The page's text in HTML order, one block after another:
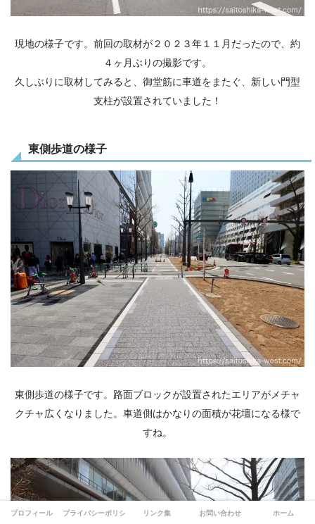
現地の様子です。前回の取材が２０２３年１１月だったので、約
４ヶ月ぶりの撮影です。
久しぶりに取材してみると、御堂筋に車道をまたぐ、新しい門型
支柱が設置されていました！
東側歩道の様子
東側歩道の様子です。路面ブロックが設置されたエリアがメチャ
クチャ広くなりました。車道側はかなりの面積が花壇になる様で
すね。
プロフィール プライバシーポリシー リンク集 お問い合わせ ホーム